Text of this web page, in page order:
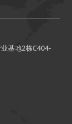
基地2栋C404-